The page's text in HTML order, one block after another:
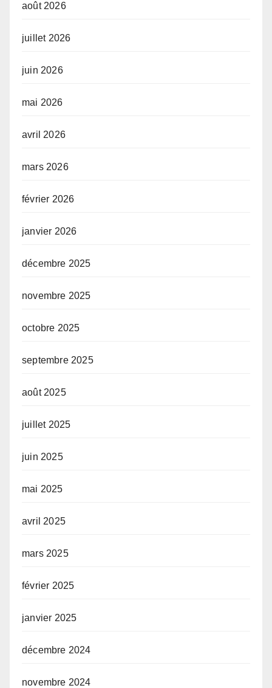
août 2026
juillet 2026
juin 2026
mai 2026
avril 2026
mars 2026
février 2026
janvier 2026
décembre 2025
novembre 2025
octobre 2025
septembre 2025
août 2025
juillet 2025
juin 2025
mai 2025
avril 2025
mars 2025
février 2025
janvier 2025
décembre 2024
novembre 2024